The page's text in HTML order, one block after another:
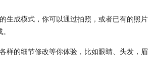
生成模式，你可以通过拍照，或者已有的照片
样的细节修改等你体验，比如眼睛、头发，眉